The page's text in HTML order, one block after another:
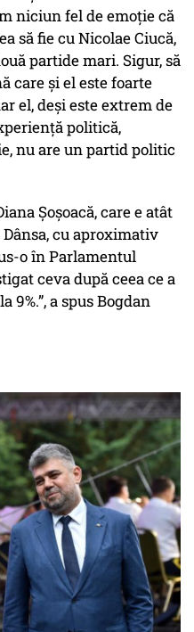
niciun fel de emoție că
să fie cu Nicolae Ciucă,
partide mari. Sigur, să
care și el este foarte
el, deși este extrem de
politică,
nu are un partid politic
Șoșoacă, care e atât
cu aproximativ
o în Parlamentul
ceva după ceea ce a
9%.”, a spus Bogdan